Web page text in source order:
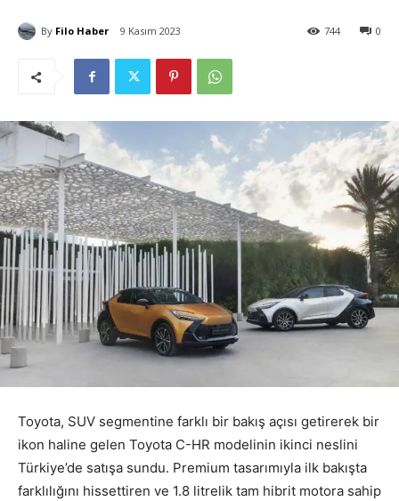
By Filo Haber 9 Kasım 2023 0
744
Toyota, SUV segmentine farklı bir bakış açısı getirerek bir
ikon haline gelen Toyota C-HR modelinin ikinci neslini
Türkiye’de satışa sundu. Premium tasarımıyla ilk bakışta
farklılığını hissettiren ve 1.8 litrelik tam hibrit motora sahip